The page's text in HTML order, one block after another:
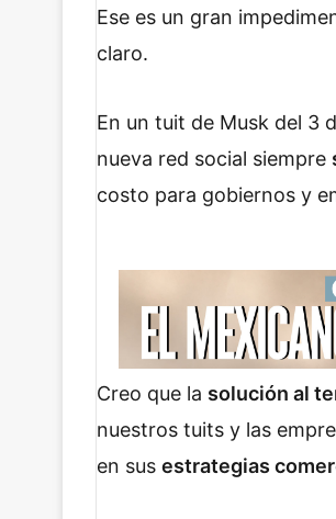
Ese es un gran
claro.
En un tuit de Musk del 3
nueva red social siempre
costo para gobiernos y
Creo que la solución al
nuestros tuits y las
en sus estrategias